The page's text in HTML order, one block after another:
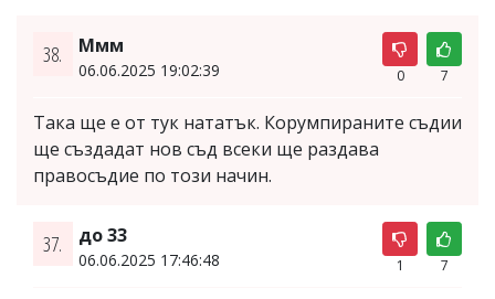
38. Ммм
06.06.2025 19:02:39 0 7
Така ще е от тук нататък. Корумпираните съдии
ще създадат нов съд всеки ще раздава
правосъдие по този начин.
37. до 33
06.06.2025 17:46:48 1 7